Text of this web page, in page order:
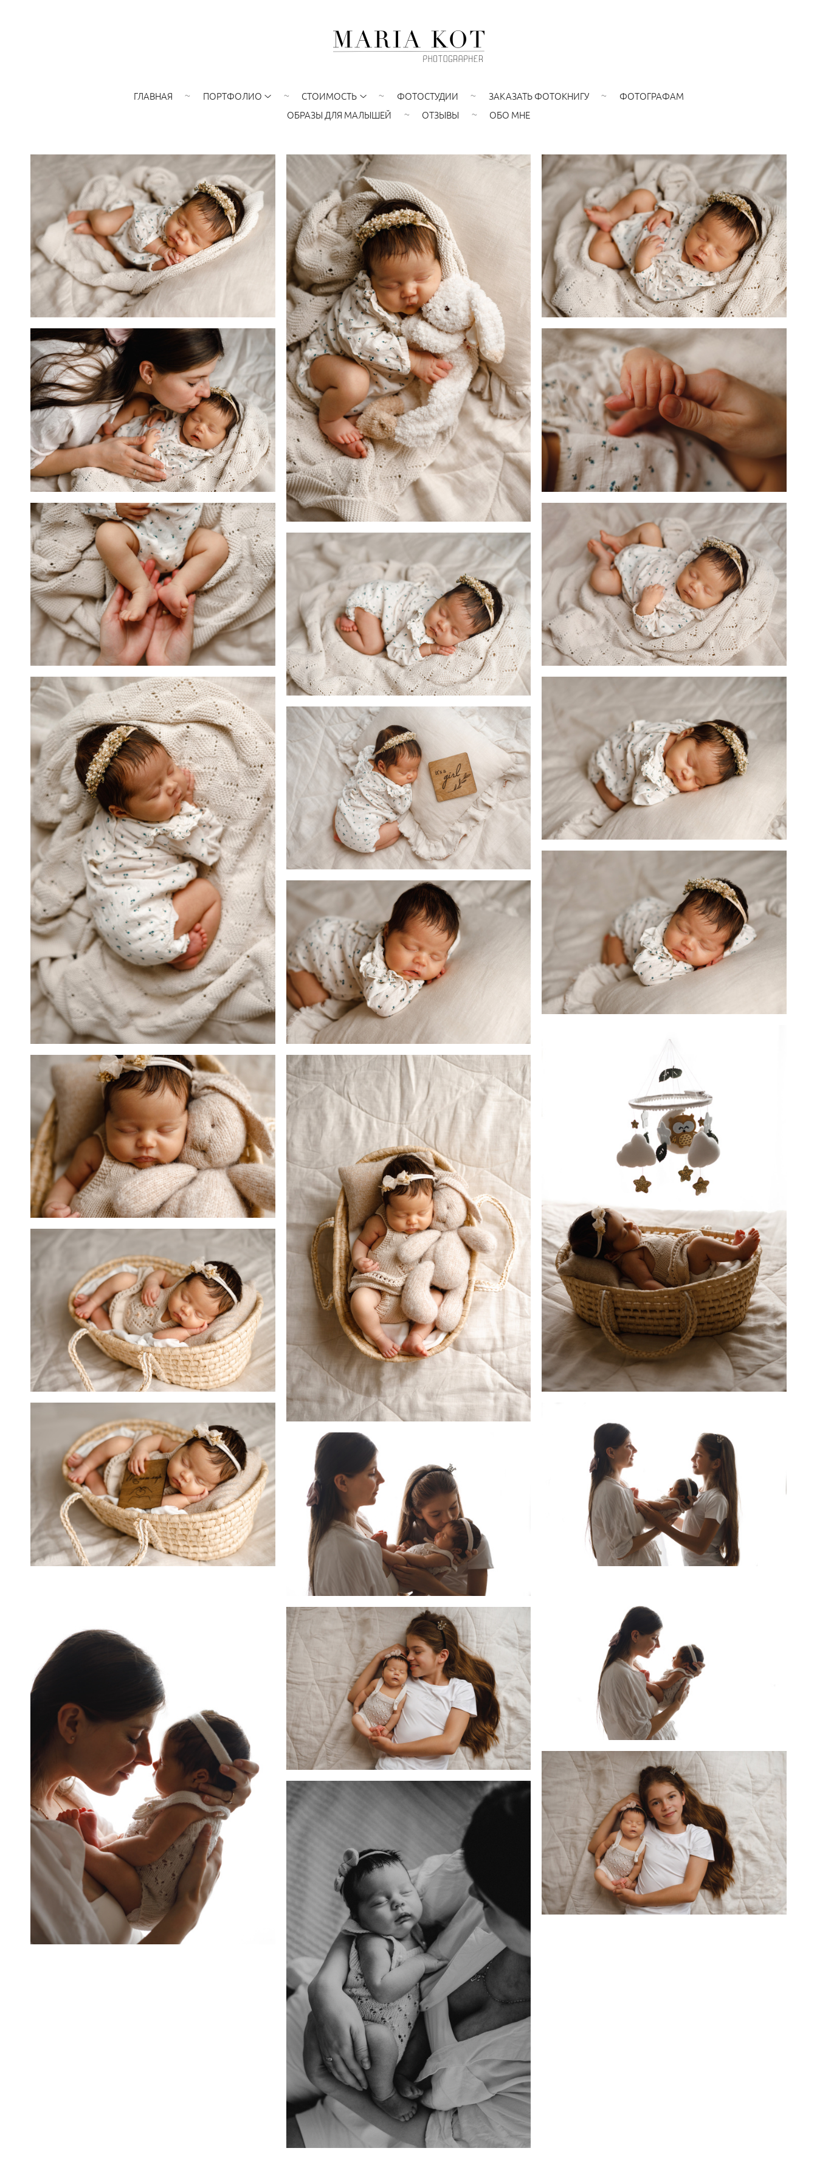
ГЛАВНАЯ ПОРТФОЛИО СТОИМОСТЬ ФОТОСТУДИИ ЗАКАЗАТЬ ФОТОКНИГУ
ФОТОГРАФАМ
ОБРАЗЫ ДЛЯ МАЛЫШЕЙ
ОТЗЫВЫ ОБО МНЕ